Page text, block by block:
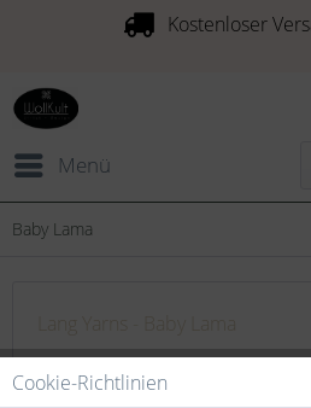
Kostenloser
Menü
Baby Lama
verwenden, machen das Garn
Cookie-Richtlinien